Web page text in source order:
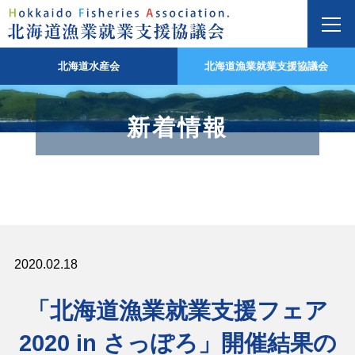
北海道水産会 北海道漁業就業支援協議会
新着情報
2020.02.18
「北海道漁業就業支援フェア
2020 in さっぽろ」開催結果の